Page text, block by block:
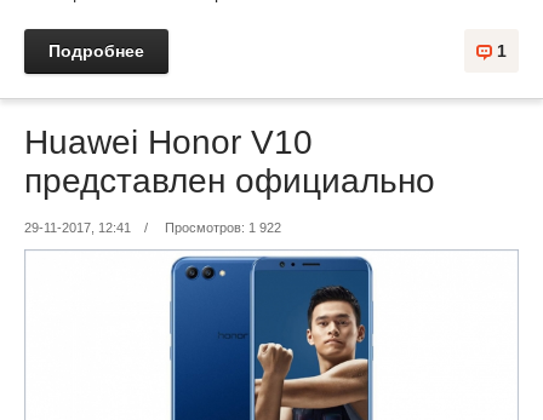
Подробнее 1
Huawei Honor V10
представлен официально
29-11-2017, 12:41 / Просмотров: 1 922